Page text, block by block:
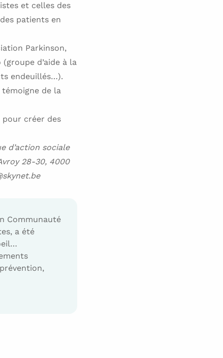
et celles des
patients en
Parkinson,
d’aide à la
endeuillés…).
de la
créer des
d’action sociale
28-30, 4000
Communauté
a été